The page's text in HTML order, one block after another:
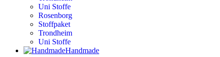
Uni Stoffe
Rosenborg
Stoffpaket
Trondheim
Uni Stoffe
Handmade